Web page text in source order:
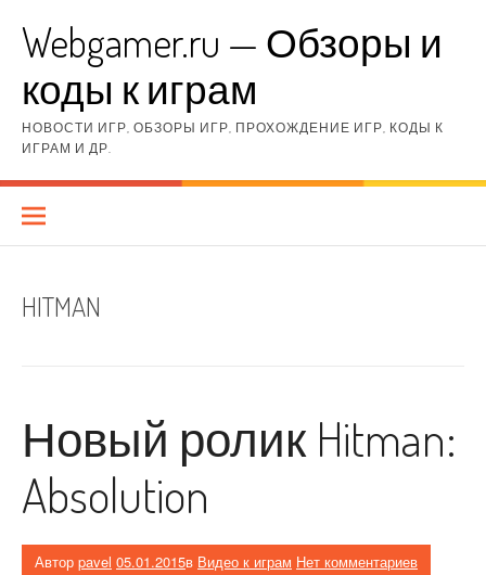
содержимому
Webgamer.ru — Обзоры и
коды к играм
НОВОСТИ ИГР, ОБЗОРЫ ИГР, ПРОХОЖДЕНИЕ ИГР, КОДЫ К
ИГРАМ И ДР.
HITMAN
Новый ролик Hitman:
Absolution
Автор pavel 05.01.2015в Видео к играм Нет комментариев